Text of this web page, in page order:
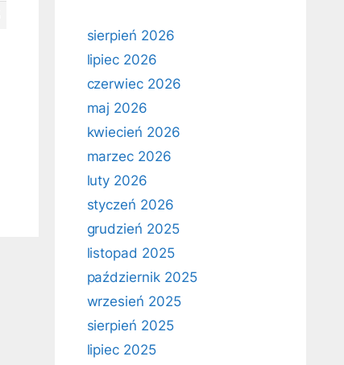
sierpień 2026
lipiec 2026
czerwiec 2026
maj 2026
kwiecień 2026
marzec 2026
luty 2026
styczeń 2026
grudzień 2025
listopad 2025
październik 2025
wrzesień 2025
sierpień 2025
lipiec 2025